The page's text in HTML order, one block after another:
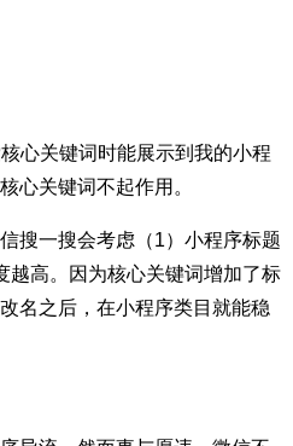
心关键词时能展示到我的小程
心关键词不起作用。
搜一搜会考虑（1）小程序标题
越高。因为核心关键词增加了标
名之后，在小程序类目就能稳